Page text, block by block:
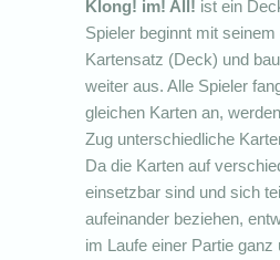
Klong! im! All! ist ein
Spieler beginnt mit seinem
Kartensatz (Deck) und
weiter aus. Alle Spieler
gleichen Karten an,
Zug unterschiedliche
Da die Karten auf
einsetzbar sind und sich
aufeinander beziehen,
im Laufe einer Partie ganz